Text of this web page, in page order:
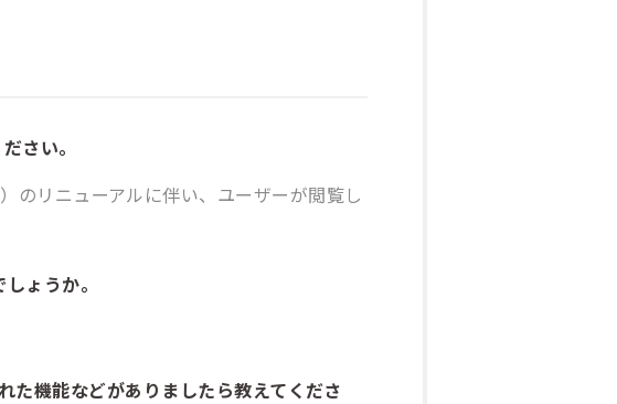
さい。
リニューアルに伴い、ユーザーが閲覧し
ょうか。
機能などがありましたら教えてくださ